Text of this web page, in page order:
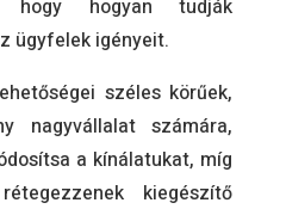
hogy hogyan tudják
ügyfelek igényeit.
széles körűek,
nagyvállalat számára,
a kínálatukat, míg
kiegészítő